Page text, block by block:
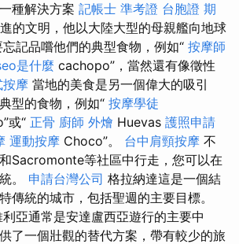
種解決方案 記帳士 準考證 台胞證 期
的文明，他以大陸大型的母親艦向地球
記品嚐他們的典型食物，例如“ 按摩師
是什麼 cachopo”，當然還有像徵性
按摩 當地的美食是另一個偉大的吸引
型的食物，例如“ 按摩學徒
或“ 正骨 廚師 外燴 Huevas 護照申請
運動按摩 Choco”。 台中肩頸按摩 不
Sacromonte等社區中行走，您可以在
。 申請台灣公司 格拉納達這是一個結
傳統的城市，包括聖週的主要目標。
亞通常是安達盧西亞遊行的主要中
了一個壯觀的替代方案，帶有較少的旅